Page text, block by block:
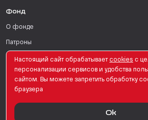
Фонд
О фонде
Патроны
Поддержать
Для СМИ
© PRO Женщин. Все права защищены. 2026
Настоящий сайт обрабатывает сookies с
персонализации сервисов и удобства
сайтом. Вы можете запретить обработку
браузера
Ok